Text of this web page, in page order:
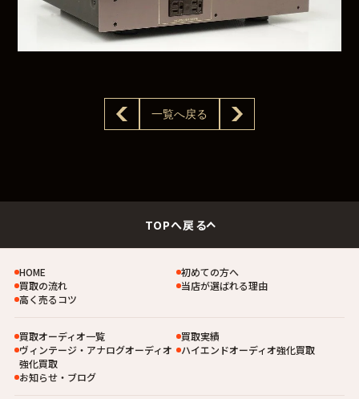
一覧へ戻る
TOPへ戻る
HOME
初めての方へ
買取の流れ
当店が選ばれる理由
高く売るコツ
買取オーディオ一覧
買取実績
ヴィンテージ・アナログオーディオ
強化買取
ハイエンドオーディオ強化買取
お知らせ・ブログ